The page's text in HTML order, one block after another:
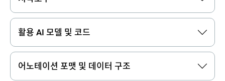
활용 AI 모델 및 코드
어노테이션 포맷 및 데이터 구조